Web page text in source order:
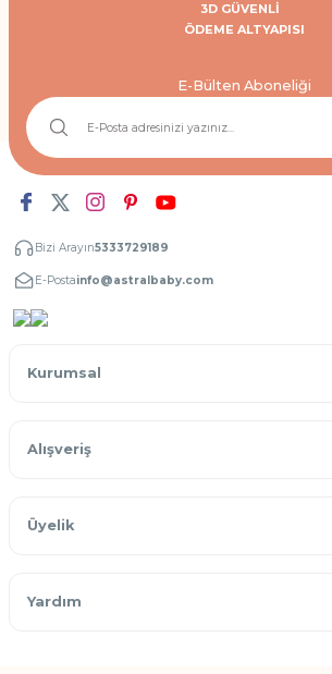
3D GÜVENLİ
ÖDEME ALTYAPISI
E-Bülten Aboneliği
Bizi Arayın5333729189
E-Postainfo@astralbaby.com
Kurumsal
Alışveriş
Üyelik
Yardım